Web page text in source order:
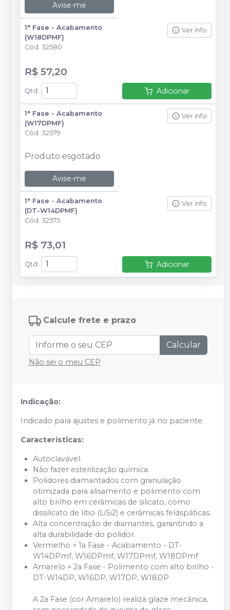
Avise-me
1° Fase - Acabamento
(W18DPMF)
Cód. 32580
Ver info
R$ 57,20
Qtd : Adicionar
1° Fase - Acabamento
(W17DPMF)
Cód. 32579
Ver info
Produto esgotado
Avise-me
1° Fase - Acabamento
(DT-W14DPMF)
Cód. 32575
Ver info
R$ 73,01
Qtd : Adicionar
Calcule frete e prazo
Calcular
Não sei o meu CEP
Indicação:
Indicado para ajustes e polimento já no paciente.
Características:
Autoclavável.
Não fazer esterilização química.
Polidores diamantados com granulação
otimizada para alisamento e polimento com
alto brilho em cerâmicas de silicato, como
dissilicato de lítio (LiSi2) e cerâmicas feldspáticas.
Alta concentração de diamantes, garantindo a
alta durabilidade do polidor.
Vermelho = 1a Fase - Acabamento - DT-
W14DPmf, W16DPmf, W17DPmf, W18DPmf
Amarelo = 2a Fase - Polimento com alto brilho -
DT-W14DP, W16DP, W17DP, W18DP
A 2a Fase (cor Amarelo) realiza glaze mecânica,